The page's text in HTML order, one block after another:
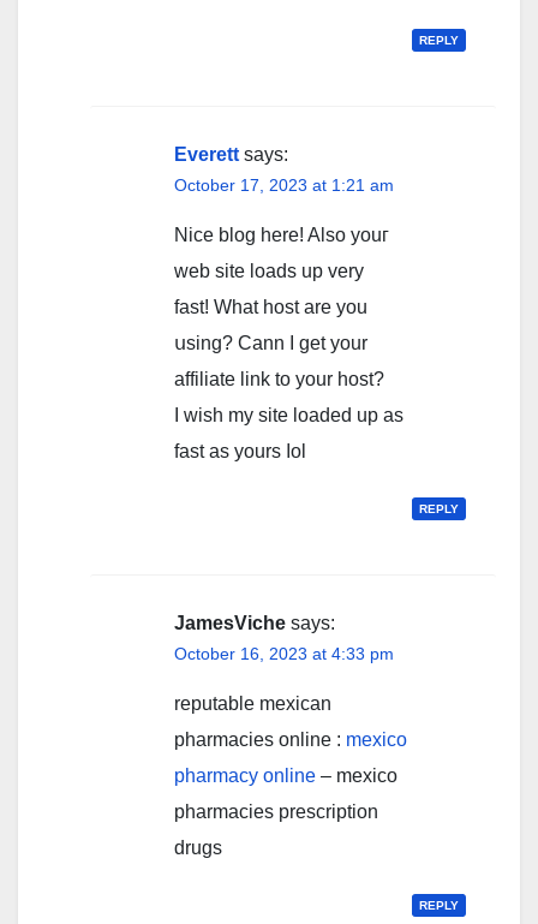
REPLY
Everett says:
October 17, 2023 at 1:21 am
Nice blog һere! Also youг
web site loads up very
fast! What host are you
սsing? Cann I get your
affiliate link to your host?
I wish my site loаded up as
fast as yourѕ ⅼol
REPLY
JamesViche says:
October 16, 2023 at 4:33 pm
reputable mexican
pharmacies online : mexico
pharmacy online – mexico
pharmacies prescription
drugs
REPLY